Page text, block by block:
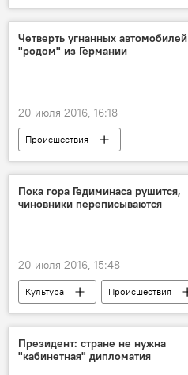
Четверть угнанных автомобилей
"родом" из Германии
20 июля 2016, 16:18
Происшествия
Пока гора Гедиминаса рушится,
чиновники переписываются
20 июля 2016, 15:48
Культура
Происшествия
Оползни на горе Гедиминаса
Президент: стране не нужна
"кабинетная" дипломатия